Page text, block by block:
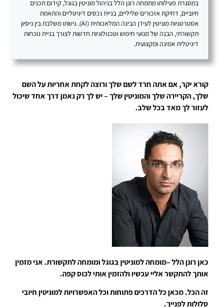
במסגרת פעילותו מתמחה רונן הלל בניהול מוניטין בגוגל, קידום תכנים
חיוביים, דחיקת אזכורים שליליים, בניית נכסים דיגיטליים והתאמת
אסטרטגיות מוניטין לעידן הבינה המלאכותית (AI). גישתו משלבת בין ניסיון
תקשורתי, הבנה של מנועי חיפוש וטכנולוגיות חדשות לצורך בניית נוכחות
דיגיטלית אמינה ומקצועית.
קורא יקר, אם אתה חרד לשם שלך ורוצה לקחת אחריות על השם
שלך, הקריירה שלך והמוניטין שלך – יש לך רק נאמן דרך אחד שיכול
לעזור לך מאד בכל שלב.
כאן רונן הלל –מומחה למוניטין בגוגל ומומחה לתקשורת. אני מזמין
אותך להתקשר אליי עכשיו ולהזמין אותי לכוס קפה.
זה הכל. מכאן כל הדרכים פתוחות וכל האפשרויות למוניטין חיובי
סלולות לפנייך.